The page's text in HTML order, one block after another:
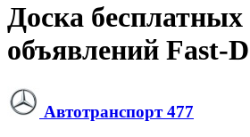
Доска бесплатных
объявлений Fast-
Автотранспорт477